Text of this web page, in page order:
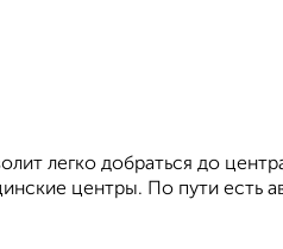
легко добраться до
центры. По пути есть